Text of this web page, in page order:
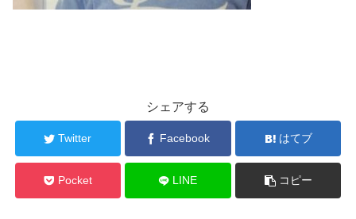
シェアする
Twitter Facebook はてブ
Pocket LINE コピー